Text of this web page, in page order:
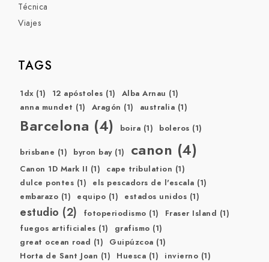
Técnica
Viajes
TAGS
1dx(1) 12 apóstoles (1) Alba Arnau (1)
anna mundet (1) Aragón (1) australia (1)
Barcelona (4) boira (1) boleros (1)
brisbane (1) byron bay(1) canon (4)
Canon 1D Mark II (1) cape tribulation (1)
dulce pontes (1) els pescadors de l'escala (1)
embarazo (1) equipo (1) estados unidos (1)
estudio (2) fotoperiodismo (1) Fraser Island (1)
fuegos artificiales (1) grafismo (1)
great ocean road (1) Guipúzcoa (1)
Horta de Sant Joan (1) Huesca (1) invierno (1)